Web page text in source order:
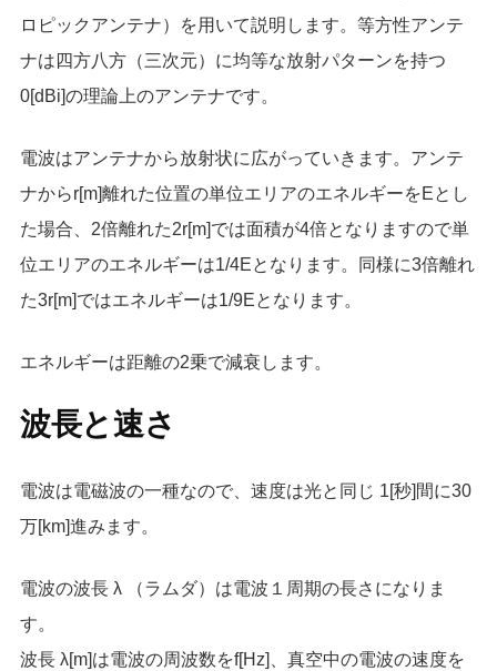
ロピックアンテナ）を用いて説明します。等方性アンテ
ナは四方八方（三次元）に均等な放射パターンを持つ
0[dBi]の理論上のアンテナです。
電波はアンテナから放射状に広がっていきます。アンテ
ナからr[m]離れた位置の単位エリアのエネルギーをEとし
た場合、2倍離れた2r[m]では面積が4倍となりますので単
位エリアのエネルギーは1/4Eとなります。同様に3倍離れ
た3r[m]ではエネルギーは1/9Eとなります。
エネルギーは距離の2乗で減衰します。
波長と速さ
電波は電磁波の一種なので、速度は光と同じ 1[秒]間に30
万[km]進みます。
電波の波長 λ （ラムダ）は電波１周期の長さになりま
す。
波長 λ[m]は電波の周波数をf[Hz]、真空中の電波の速度を